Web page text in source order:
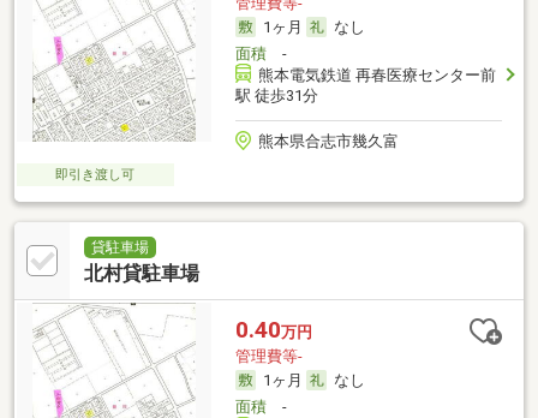
1ヶ月
なし
面積-
熊本電気鉄道 再春医療センター前
駅 徒歩31分
熊本県合志市幾久富
即引き渡し可
貸駐車場
北村貸駐車場
0.40万円
管理費等-
1ヶ月
なし
面積-